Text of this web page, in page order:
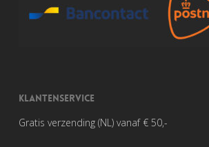
KLANTENSERVICE
Gratis verzending (NL) vanaf € 50,-